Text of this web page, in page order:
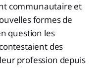
communautaire et
formes de
question les
des
profession depuis